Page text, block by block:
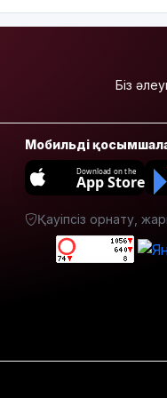
грант
ұсынылады:
ЕО мен
Украина
АҚШ-тың
Ресейге
қарсы
жаңа
санкцияларын
қолдады
Біз
Мобильді
Download on the
App Store
Қауіпсіз орнату,